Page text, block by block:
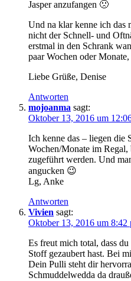
Jasper anzufangen 🙁
Und na klar kenne ich das
nicht der Schnell- und
erstmal in den Schrank
paar Wochen oder
Liebe Grüße, Denise
Antworten
mojoanma sagt:
Oktober 13, 2016 um
Ich kenne das – liegen die
Wochen/Monate im
zugeführt werden. Und
angucken 😉
Lg, Anke
Antworten
Vivien sagt:
Oktober 13, 2016 um 8:42
Es freut mich total, dass
Stoff gezaubert hast. Bei
Dein Pulli steht dir
Schmuddelwedda da